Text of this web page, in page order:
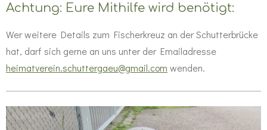
Achtung: Eure Mithilfe wird benötigt:
Wer weitere Details zum Fischerkreuz an der Schutterbrücke
hat, darf sich gerne an uns unter der Emailadresse
heimatverein.schuttergaeu@gmail.com wenden.